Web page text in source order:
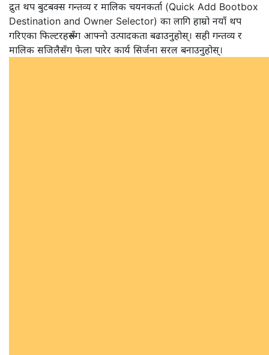
द्रुत थप बुटबक्स गन्तव्य र मालिक चयनकर्ता (Quick Add Bootbox
Destination and Owner Selector) का लागि हाम्रो नयाँ थप
गरिएका फिल्टरहरूसँग आफ्नो उत्पादकता बढाउनुहोस्। सही गन्तव्य र
मालिक सजिलैसँग फेला पारेर कार्य सिर्जना सरल बनाउनुहोस्।